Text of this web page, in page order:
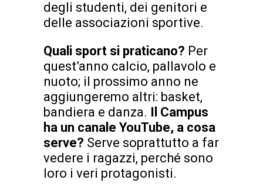
degli studenti, dei genitori e
delle associazioni sportive.
Quali sport si praticano? Per
quest’anno calcio, pallavolo e
nuoto; il prossimo anno ne
aggiungeremo altri: basket,
bandiera e danza. Il Campus
ha un canale YouTube, a cosa
serve? Serve soprattutto a far
vedere i ragazzi, perché sono
loro i veri protagonisti.